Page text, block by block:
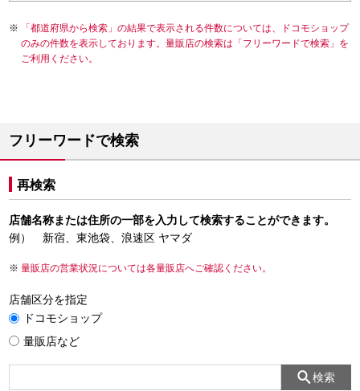
「都道府県から検索」の結果で表示される件数については、ドコモショップ
のみの件数を表示しております。量販店の検索は「フリーワードで検索」を
ご利用ください。
フリーワードで検索
再検索
店舗名称または住所の一部を入力して検索することができます。
例） 新宿、東池袋、浪速区 ヤマダ
量販店の営業状況については各量販店へご確認ください。
店舗区分を指定
ドコモショップ
量販店など
検索